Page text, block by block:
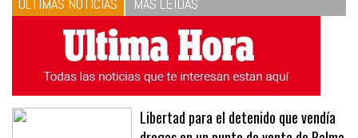
ÚLTIMAS NOTICIAS MÁS LEÍDAS